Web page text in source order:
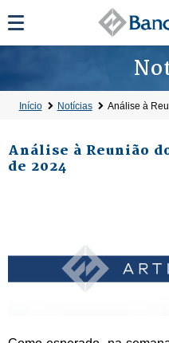
Início Notícias Análise à
Análise à Reunião
de 2024